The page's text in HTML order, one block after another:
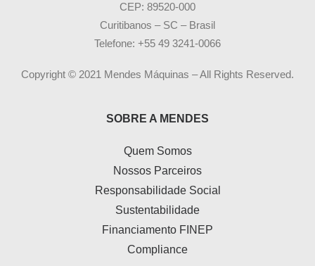
CEP: 89520-000
Curitibanos – SC – Brasil
Telefone: +55 49 3241-0066
Copyright © 2021 Mendes Máquinas – All Rights Reserved.
SOBRE A MENDES
Quem Somos
Nossos Parceiros
Responsabilidade Social
Sustentabilidade
Financiamento FINEP
Compliance